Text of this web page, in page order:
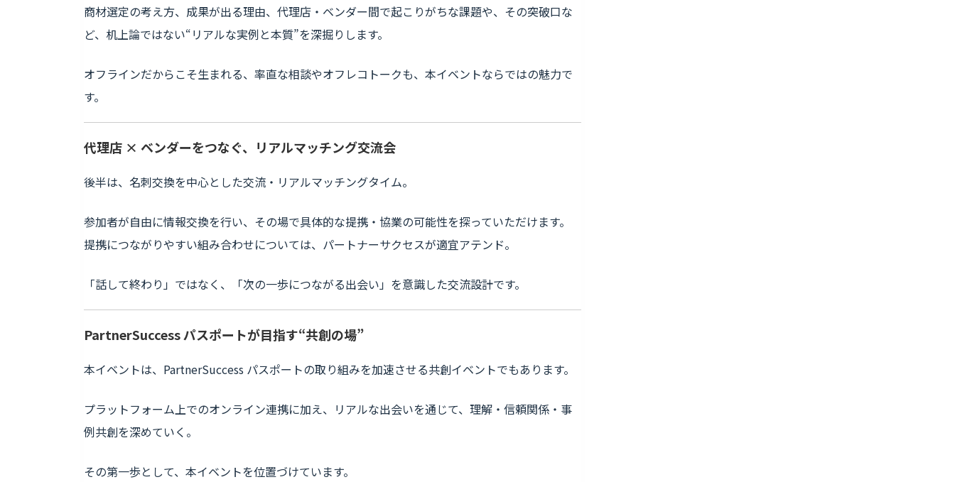
商材選定の考え方、成果が出る理由、代理店・ベンダー間で起こりがちな課題や、その突破口な
ど、机上論ではない“リアルな実例と本質”を深掘りします。
オフラインだからこそ生まれる、率直な相談やオフレコトークも、本イベントならではの魅力で
す。
代理店 × ベンダーをつなぐ、リアルマッチング交流会
後半は、名刺交換を中心とした交流・リアルマッチングタイム。
参加者が自由に情報交換を行い、その場で具体的な提携・協業の可能性を探っていただけます。
提携につながりやすい組み合わせについては、パートナーサクセスが適宜アテンド。
「話して終わり」ではなく、「次の一歩につながる出会い」を意識した交流設計です。
PartnerSuccess パスポートが目指す“共創の場”
本イベントは、PartnerSuccess パスポートの取り組みを加速させる共創イベントでもあります。
プラットフォーム上でのオンライン連携に加え、リアルな出会いを通じて、理解・信頼関係・事
例共創を深めていく。
その第一歩として、本イベントを位置づけています。